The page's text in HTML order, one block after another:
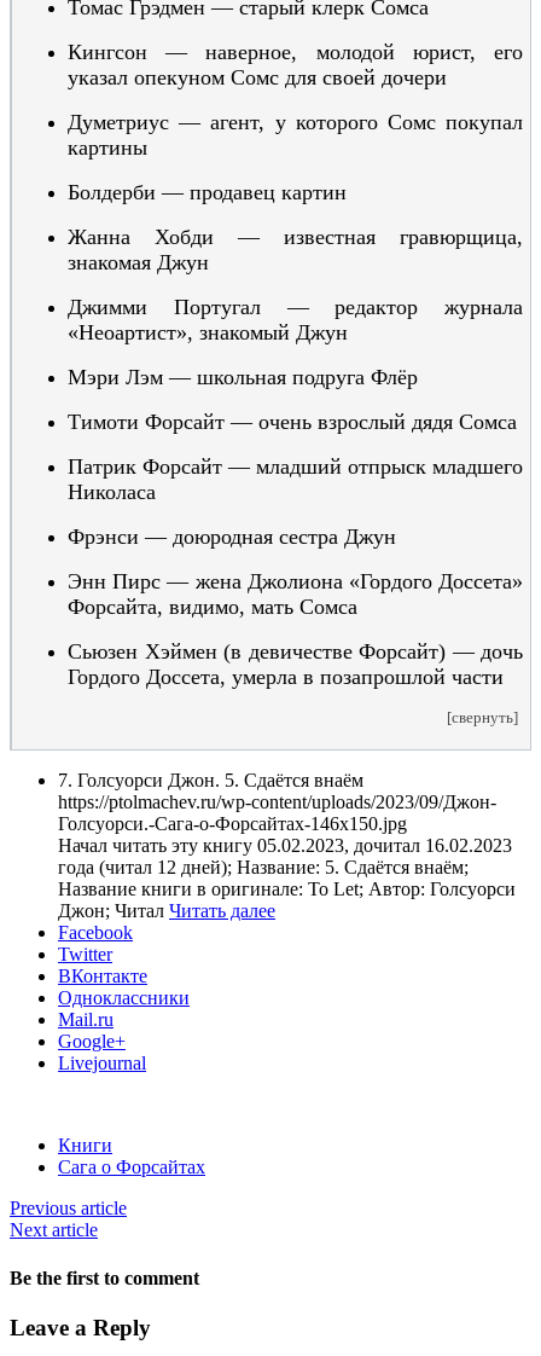
Томас Грэдмен — старый клерк Сомса
Кингсон — наверное, молодой юрист, его
указал опекуном Сомс для своей дочери
Думетриус — агент, у которого Сомс покупал
картины
Болдерби — продавец картин
Жанна Хобди — известная гравюрщица,
знакомая Джун
Джимми Португал — редактор журнала
«Неоартист», знакомый Джун
Мэри Лэм — школьная подруга Флёр
Тимоти Форсайт — очень взрослый дядя Сомса
Патрик Форсайт — младший отпрыск младшего
Николаса
Фрэнси — доюродная сестра Джун
Энн Пирс — жена Джолиона «Гордого Доссета»
Форсайта, видимо, мать Сомса
Сьюзен Хэймен (в девичестве Форсайт) — дочь
Гордого Доссета, умерла в позапрошлой части
[свернуть]
7. Голсуорси Джон. 5. Сдаётся внаём
https://ptolmachev.ru/wp-content/uploads/2023/09/Джон-
Голсуорси.-Сага-о-Форсайтах-146x150.jpg
Начал читать эту книгу 05.02.2023, дочитал 16.02.2023
года (читал 12 дней); Название: 5. Сдаётся внаём;
Название книги в оригинале: To Let; Автор: Голсуорси
Джон; Читал Читать далее
Facebook
Twitter
ВКонтакте
Одноклассники
Mail.ru
Google+
Livejournal
Книги
Сага о Форсайтах
Previous article
Next article
Be the first to comment
Leave a Reply